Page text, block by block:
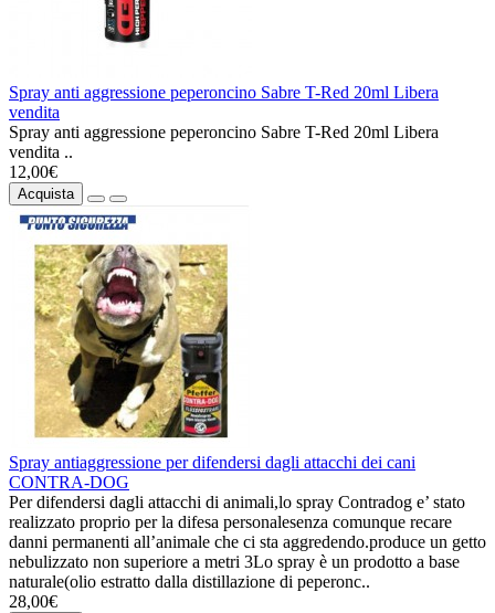
Spray anti aggressione peperoncino Sabre T-Red 20ml Libera
vendita
Spray anti aggressione peperoncino Sabre T-Red 20ml Libera
vendita ..
12,00€
Acquista
Spray antiaggressione per difendersi dagli attacchi dei cani
CONTRA-DOG
Per difendersi dagli attacchi di animali,lo spray Contradog e’ stato
realizzato proprio per la difesa personalesenza comunque recare
danni permanenti all’animale che ci sta aggredendo.produce un getto
nebulizzato non superiore a metri 3Lo spray è un prodotto a base
naturale(olio estratto dalla distillazione di peperonc..
28,00€